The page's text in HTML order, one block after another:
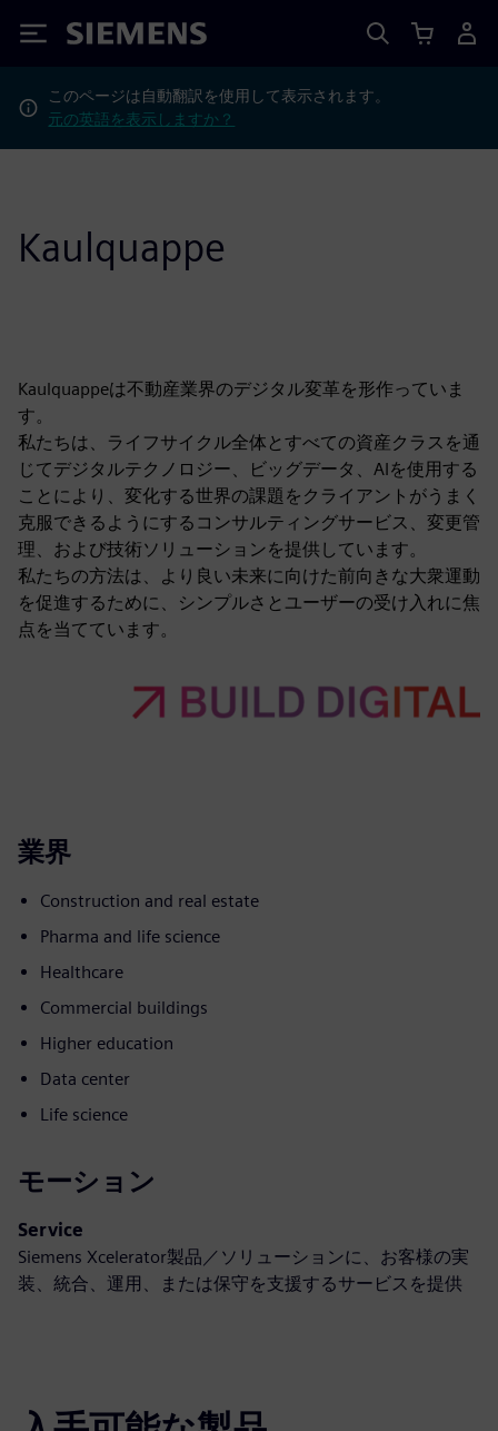
Siemens
このページは自動翻訳を使用して表示されます。
元の英語を表示しますか？
Kaulquappe
Kaulquappeは不動産業界のデジタル変革を形作っていま
す。
私たちは、ライフサイクル全体とすべての資産クラスを通
じてデジタルテクノロジー、ビッグデータ、AIを使用する
ことにより、変化する世界の課題をクライアントがうまく
克服できるようにするコンサルティングサービス、変更管
理、および技術ソリューションを提供しています。
私たちの方法は、より良い未来に向けた前向きな大衆運動
を促進するために、シンプルさとユーザーの受け入れに焦
点を当てています。
業界
Construction and real estate
Pharma and life science
Healthcare
Commercial buildings
Higher education
Data center
Life science
モーション
Service
Siemens Xcelerator製品／ソリューションに、お客様の実
装、統合、運用、または保守を支援するサービスを提供